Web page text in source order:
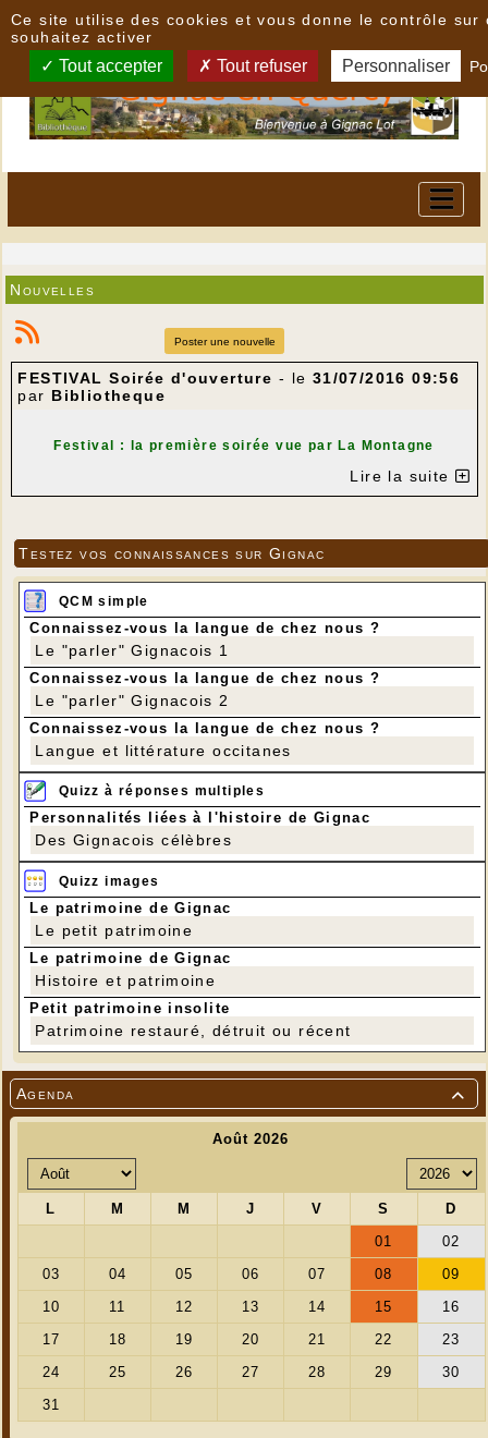

Agenda
Nouvelles
Poster une nouvelle
FESTIVAL Soirée d'ouverture - le 31/07/2016 09:56
par Bibliotheque
Festival : la première soirée vue par La Montagne
Lire la suite
Testez vos connaissances sur Gignac
QCM simple
Connaissez-vous la langue de chez nous ?
Le "parler" Gignacois 1
Connaissez-vous la langue de chez nous ?
Le "parler" Gignacois 2
Connaissez-vous la langue de chez nous ?
Langue et littérature occitanes
Quizz à réponses multiples
Personnalités liées à l'histoire de Gignac
Des Gignacois célèbres
Quizz images
Le patrimoine de Gignac
Le petit patrimoine
Le patrimoine de Gignac
Histoire et patrimoine
Petit patrimoine insolite
Patrimoine restauré, détruit ou récent
Ce site utilise des cookies et vous donne le contrôle sur
souhaitez activer
Tout accepter Tout refuser Personnaliser